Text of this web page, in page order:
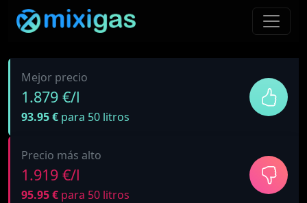
Mejor precio
1.879 €/l
93.95 € para 50 litros
Precio más alto
1.919 €/l
95.95 € para 50 litros